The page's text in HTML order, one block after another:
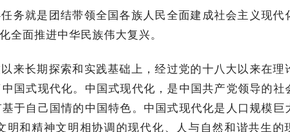
务就是团结带领全国各族人民全面建成社会主义现代
全面推进中华民族伟大复兴。
来长期探索和实践基础上，经过党的十八大以来在理
国式现代化。中国式现代化，是中国共产党领导的社
于自己国情的中国特色。中国式现代化是人口规模巨
和精神文明相协调的现代化、人与自然和谐共生的